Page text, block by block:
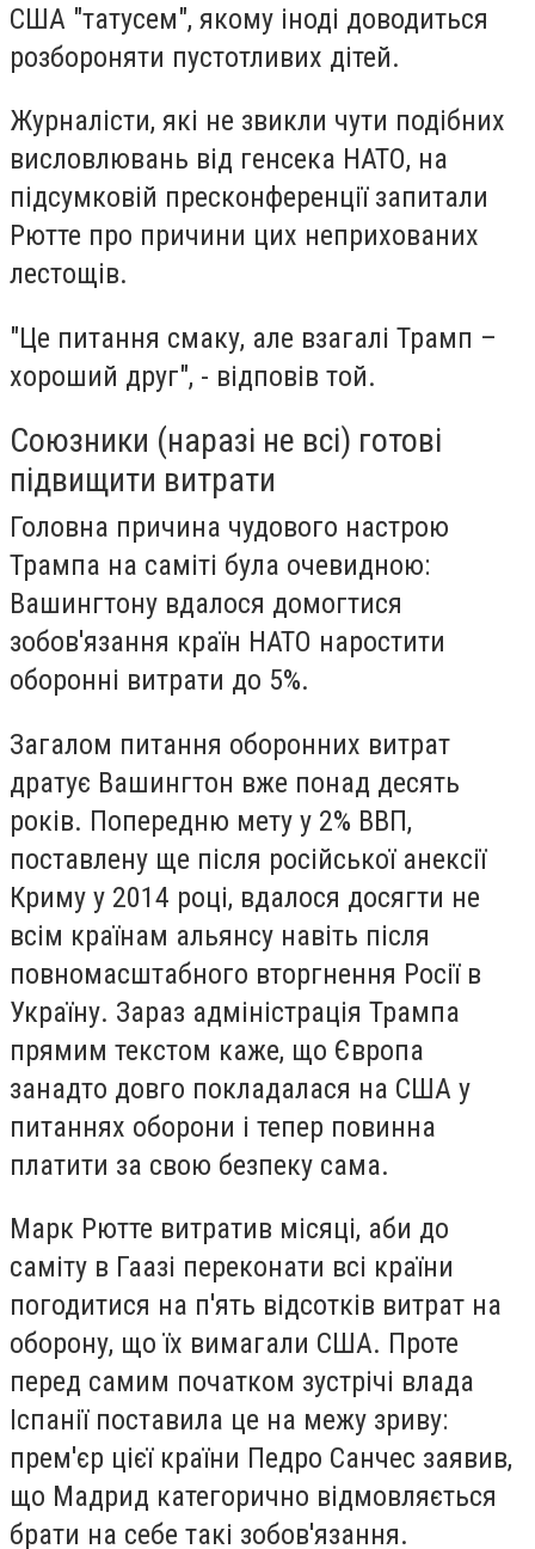
США "татусем", якому іноді доводиться
розбороняти пустотливих дітей.
Журналісти, які не звикли чути подібних
висловлювань від генсека НАТО, на
підсумковій пресконференції запитали
Рютте про причини цих неприхованих
лестощів.
"Це питання смаку, але взагалі Трамп –
хороший друг", - відповів той.
Союзники (наразі не всі) готові
підвищити витрати
Головна причина чудового настрою
Трампа на саміті була очевидною:
Вашингтону вдалося домогтися
зобов'язання країн НАТО наростити
оборонні витрати до 5%.
Загалом питання оборонних витрат
дратує Вашингтон вже понад десять
років. Попередню мету у 2% ВВП,
поставлену ще після російської анексії
Криму у 2014 році, вдалося досягти не
всім країнам альянсу навіть після
повномасштабного вторгнення Росії в
Україну. Зараз адміністрація Трампа
прямим текстом каже, що Європа
занадто довго покладалася на США у
питаннях оборони і тепер повинна
платити за свою безпеку сама.
Марк Рютте витратив місяці, аби до
саміту в Гаазі переконати всі країни
погодитися на п'ять відсотків витрат на
оборону, що їх вимагали США. Проте
перед самим початком зустрічі влада
Іспанії поставила це на межу зриву:
прем'єр цієї країни Педро Санчес заявив,
що Мадрид категорично відмовляється
брати на себе такі зобов'язання.